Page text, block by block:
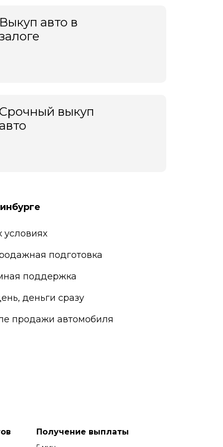
авто в
выкуп
подготовка
поддержка
деньги сразу
продажи автомобиля
Получение выплаты